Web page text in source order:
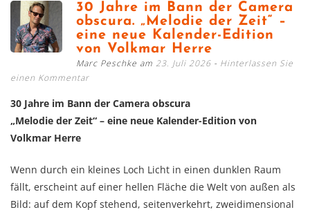
30 Jahre im Bann der Camera
obscura. „Melodie der Zeit“ –
eine neue Kalender-Edition
von Volkmar Herre
Marc Peschke am 23. Juli 2026
Hinterlassen Sie
einen Kommentar
30 Jahre im Bann der Camera obscura
„Melodie der Zeit“ – eine neue Kalender-Edition von
Volkmar Herre
Wenn durch ein kleines Loch Licht in einen dunklen Raum
fällt, erscheint auf einer hellen Fläche die Welt von außen als
Bild: auf dem Kopf stehend, seitenverkehrt, zweidimensional